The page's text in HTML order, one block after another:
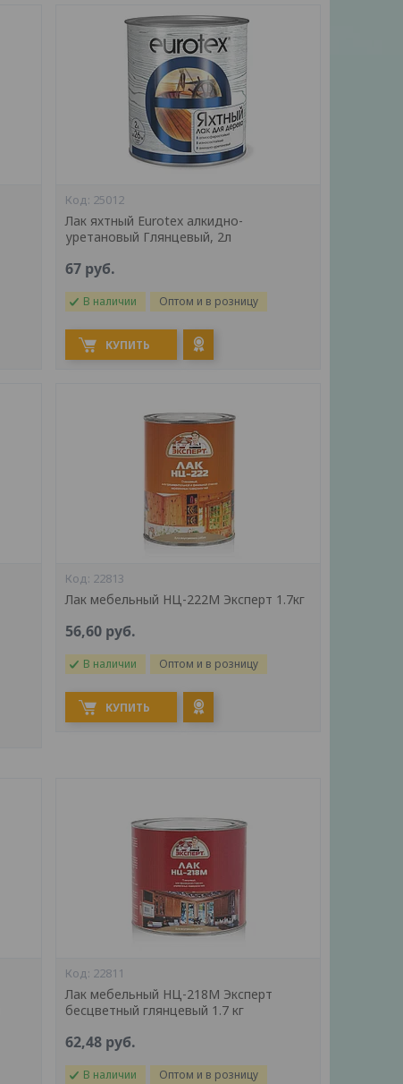
25012
Лак яхтный Eurotex алкидно-
уретановый Глянцевый, 2л
67 руб.
В наличии Оптом и в розницу
КУПИТЬ
22813
Лак мебельный НЦ-222М Эксперт 1.7кг
56,60 руб.
В наличии Оптом и в розницу
КУПИТЬ
22811
Лак мебельный НЦ-218М Эксперт
бесцветный глянцевый 1.7 кг
62,48 руб.
В наличии Оптом и в розницу